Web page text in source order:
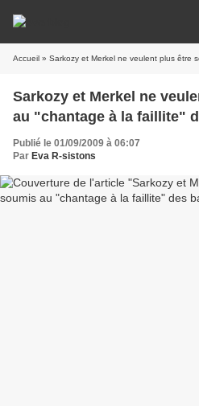
Accueil » Sarkozy et Merkel ne veulent plus être
Sarkozy et Merkel ne
au "chantage à la faillite"
Publié le 01/09/2009 à 06:07
Par Eva R-sistons